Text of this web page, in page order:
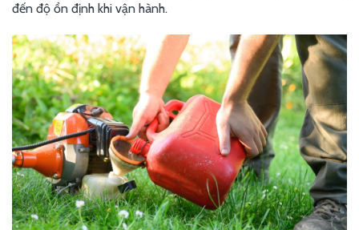
đến độ ổn định khi vận hành.